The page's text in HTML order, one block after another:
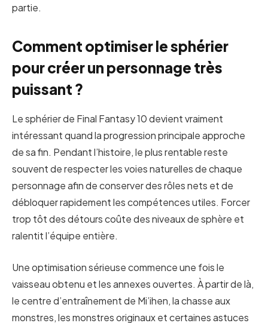
partie.
Comment optimiser le sphérier
pour créer un personnage très
puissant ?
Le sphérier de Final Fantasy 10 devient vraiment
intéressant quand la progression principale approche
de sa fin. Pendant l’histoire, le plus rentable reste
souvent de respecter les voies naturelles de chaque
personnage afin de conserver des rôles nets et de
débloquer rapidement les compétences utiles. Forcer
trop tôt des détours coûte des niveaux de sphère et
ralentit l’équipe entière.
Une optimisation sérieuse commence une fois le
vaisseau obtenu et les annexes ouvertes. À partir de là,
le centre d’entraînement de Mi’ihen, la chasse aux
monstres, les monstres originaux et certaines astuces